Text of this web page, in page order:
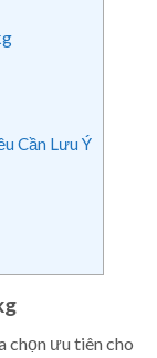
Cần Lưu Ý
chọn ưu tiên cho